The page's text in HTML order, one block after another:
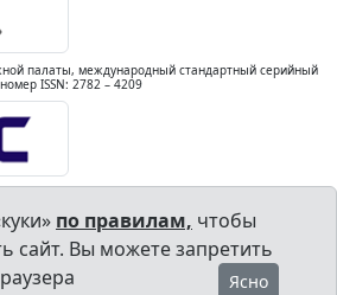
палаты, международный стандартный серийный
номер ISSN: 2782 – 4209
по правилам, чтобы
сайт. Вы можете запретить
Ясно